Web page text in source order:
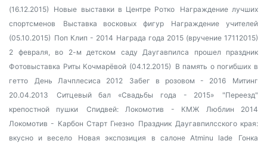
(16.12.2015)
Новые выставки в Центре Ротко
Награждение лучших
спортсменов
Выставка восковых фигур
Награждение учителей
(05.10.2015) Поп Клип - 2014 Награда года 2015 (вручение 17112015)
2 февраля, во 2-м детском саду Даугавпилса прошел праздник
Фотовыставка Риты Кочмарёвой (04.12.2015) В память о погибших в
гетто
День Лачплесиса 2012 Забег в розовом - 2016
Митинг
20.04.2013
Ситцевый бал «Свадьбы года - 2015»
"Переезд"
крепостной пушки
Спидвей: Локомотив - КМЖ Люблин 2014
Локомотив - Карбон Старт Гнезно Праздник Даугавпилсского края:
вкусно и весело
Новая экспозиция в салоне Atminu lade
Гонка